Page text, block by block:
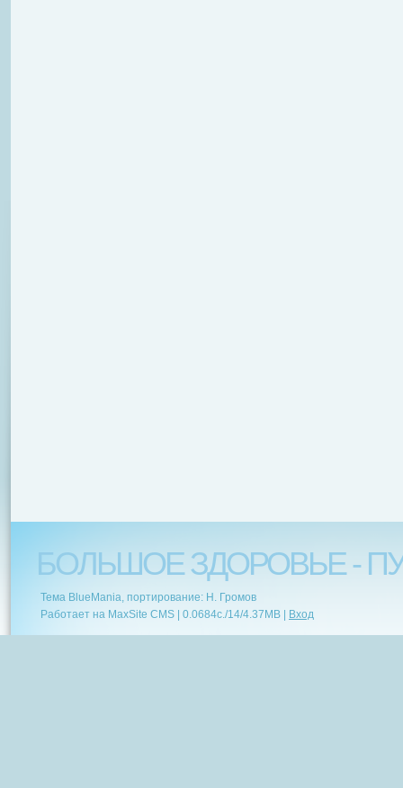
БОЛЬШОЕ ЗДОРОВЬЕ -
Тема BlueMania, портирование: Н. Громов
Работает на MaxSite CMS | 0.0684c./14/4.37MB Вход